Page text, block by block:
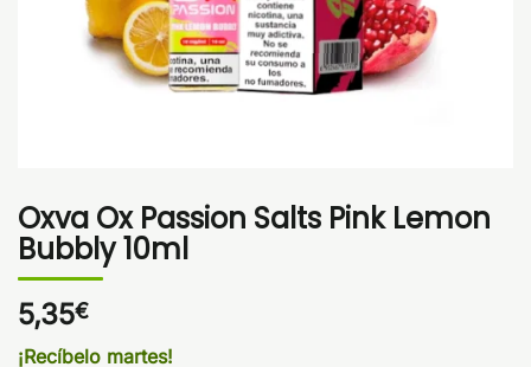
Oxva Ox Passion Salts Pink Lemon
Bubbly 10ml
5,35€
¡Recíbelo martes!